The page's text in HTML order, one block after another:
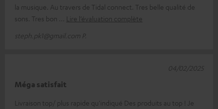
la musique. Au travers de Tidal connect. Tres belle qualité de
sons. Tres bon
Lire l’évaluation complète
steph.pk1@gmail.com P.
Méga satisfait
Livraison top/ plus rapide qu'indiqué Des produits au top ! Je
04/02/2025